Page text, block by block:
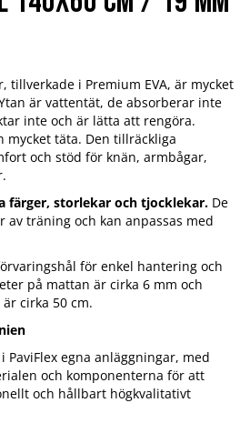
tillverkade i Premium EVA, är mycket
är vattentät, de absorberar inte
inte och är lätta att rengöra.
mycket täta. Den tillräckliga
och stöd för knän, armbågar,
färger, storlekar och tjocklekar. De
träning och kan anpassas med
för enkel hantering och
på mattan är cirka 6 mm och
cirka 50 cm.
egna anläggningar, med
och komponenterna för att
och hållbart högkvalitativt